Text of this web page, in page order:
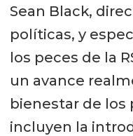
Sean Black,
políticas, y
los peces de la
un avance
bienestar de los
incluyen la